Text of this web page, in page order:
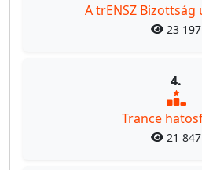
A trENSZ Bizottság
23 197
4.
Trance
21 847